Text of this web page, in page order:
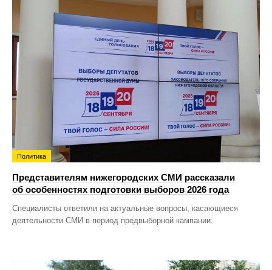
Политика
Представителям нижегородских СМИ рассказали
об особенностях подготовки выборов 2026 года
Специалисты ответили на актуальные вопросы, касающиеся
деятельности СМИ в период предвыборной кампании.